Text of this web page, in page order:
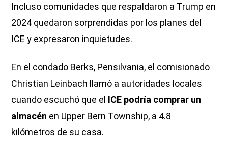
Incluso comunidades que respaldaron a Trump en
2024 quedaron sorprendidas por los planes del
ICE y expresaron inquietudes.
En el condado Berks, Pensilvania, el comisionado
Christian Leinbach llamó a autoridades locales
cuando escuchó que el ICE podría comprar un
almacén en Upper Bern Township, a 4.8
kilómetros de su casa.